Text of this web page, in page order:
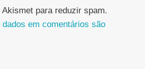
para reduzir spam.
em comentários são